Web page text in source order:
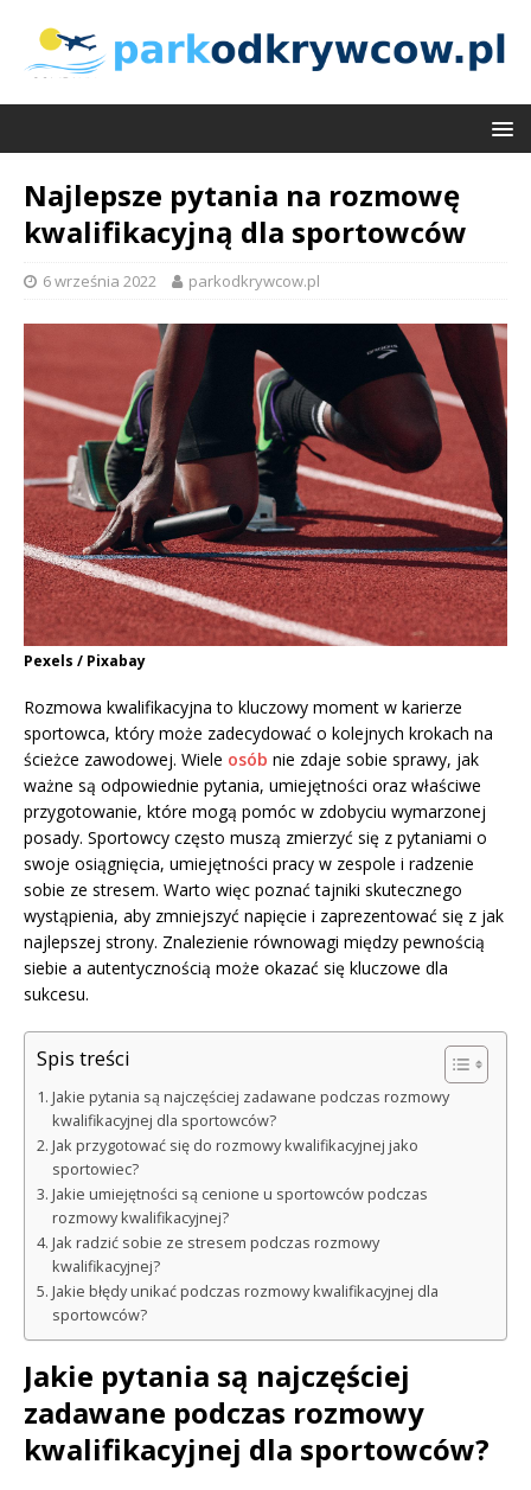
Najlepsze pytania na rozmowę
kwalifikacyjną dla sportowców
6 września 2022 parkodkrywcow.pl
Pexels / Pixabay
Rozmowa kwalifikacyjna to kluczowy moment w karierze
sportowca, który może zadecydować o kolejnych krokach na
ścieżce zawodowej. Wiele osób nie zdaje sobie sprawy, jak
ważne są odpowiednie pytania, umiejętności oraz właściwe
przygotowanie, które mogą pomóc w zdobyciu wymarzonej
posady. Sportowcy często muszą zmierzyć się z pytaniami o
swoje osiągnięcia, umiejętności pracy w zespole i radzenie
sobie ze stresem. Warto więc poznać tajniki skutecznego
wystąpienia, aby zmniejszyć napięcie i zaprezentować się z jak
najlepszej strony. Znalezienie równowagi między pewnością
siebie a autentycznością może okazać się kluczowe dla
sukcesu.
Spis treści
Jakie pytania są najczęściej zadawane podczas rozmowy
kwalifikacyjnej dla sportowców?
Jak przygotować się do rozmowy kwalifikacyjnej jako
sportowiec?
Jakie umiejętności są cenione u sportowców podczas
rozmowy kwalifikacyjnej?
Jak radzić sobie ze stresem podczas rozmowy
kwalifikacyjnej?
Jakie błędy unikać podczas rozmowy kwalifikacyjnej dla
sportowców?
Jakie pytania są najczęściej
zadawane podczas rozmowy
kwalifikacyjnej dla sportowców?